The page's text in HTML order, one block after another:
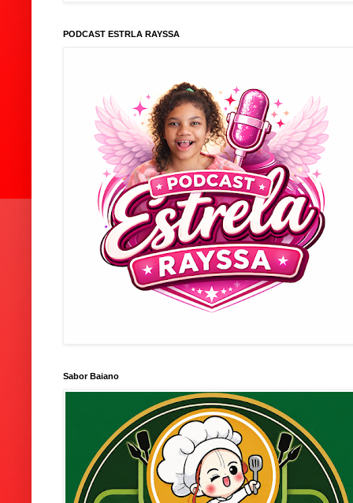
PODCAST ESTRLA RAYSSA
Sabor Baiano